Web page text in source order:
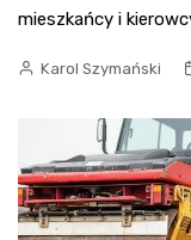
mieszkańcy i
Karol Szymański